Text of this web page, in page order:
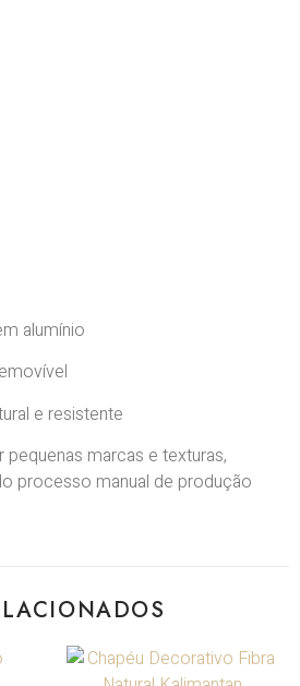
alumínio
e resistente
pequenas marcas e texturas,
processo manual de produção